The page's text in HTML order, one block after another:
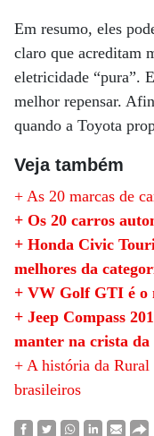
Em resumo, eles
claro que acreditam
eletricidade “pura”.
melhor repensar.
quando a Toyota
Veja também
+ As 20 marcas de
+ Os 20 carros
+ Honda Civic
melhores da
+ VW Golf GTI é o
+ Jeep Compass
manter na crista da
+ A história da Rural
brasileiros